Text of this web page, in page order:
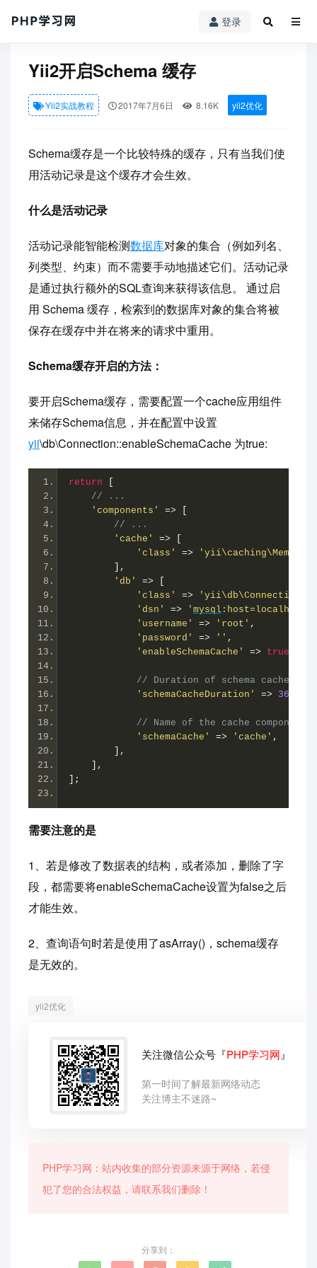
登录
PHP学习网 » Yii2开启Schema 缓存
Yii2开启Schema 缓存
Yii2实战教程 2017年7月6日 8.16K yii2优化
Schema缓存是一个比较特殊的缓存，只有当我们使
用活动记录是这个缓存才会生效。
什么是活动记录
活动记录能智能检测数据库对象的集合（例如列名、
列类型、约束）而不需要手动地描述它们。活动记录
是通过执行额外的SQL查询来获得该信息。 通过启
用 Schema 缓存，检索到的数据库对象的集合将被
保存在缓存中并在将来的请求中重用。
Schema缓存开启的方法：
要开启Schema缓存，需要配置一个cache应用组件
来储存Schema信息，并在配置中设置
yii\db\Connection::enableSchemaCache 为true:
return
// ...
'components'
=>
// ...
'cache'
=>
'class'
=>
],
'db'
=>
'class'
=> 'yii\db\Connection'
'dsn'
=> ' mysql
'username'
=> 'root' ,
'password'
=> '' ,
'enableSchemaCache'
=> true
// Duration of schema cache.
'schemaCacheDuration'
=> 3600
// Name of the cache
'schemaCache'
=> 'cache' ,
],
],
];
需要注意的是
1、若是修改了数据表的结构，或者添加，删除了字
段，都需要将enableSchemaCache设置为false之后
才能生效。
2、查询语句时若是使用了asArray()，schema缓存
是无效的。
yii2优化
关注微信公众号『PHP学习网 』
第一时间了解最新网络动态
关注博主不迷路~
PHP学习网：站内收集的部分资源来源于网络，若侵
犯了您的合法权益，请联系我们删除！
分享到：